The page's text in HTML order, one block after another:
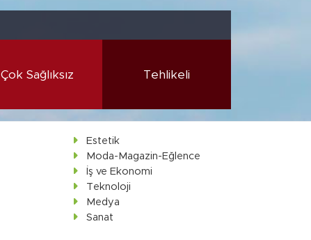
Çok Sağlıksız Tehlikeli
Estetik
Moda-Magazin-Eğlence
İş ve Ekonomi
Teknoloji
Medya
Sanat